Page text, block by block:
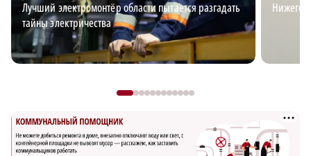
Лучший электромонтёр области пытается разгадать
тайны электричества